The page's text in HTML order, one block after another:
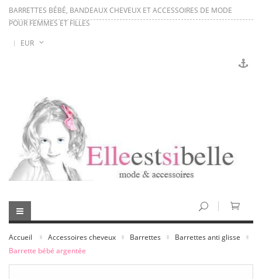
BARRETTES BÉBÉ, BANDEAUX CHEVEUX ET ACCESSOIRES DE MODE
POUR FEMMES ET FILLES
EUR
Accueil Accessoires cheveux Barrettes
Barrettes anti glisse
Barrette bébé argentée